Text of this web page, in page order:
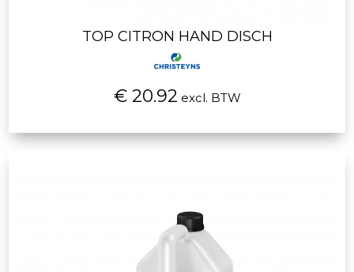
TOP CITRON HAND DISCH
€ 20.92 excl. BTW